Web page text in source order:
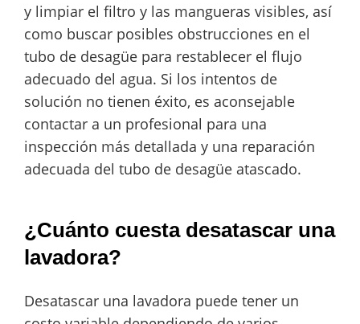
y limpiar el filtro y las mangueras visibles, así
como buscar posibles obstrucciones en el
tubo de desagüe para restablecer el flujo
adecuado del agua. Si los intentos de
solución no tienen éxito, es aconsejable
contactar a un profesional para una
inspección más detallada y una reparación
adecuada del tubo de desagüe atascado.
¿Cuánto cuesta desatascar una
lavadora?
Desatascar una lavadora puede tener un